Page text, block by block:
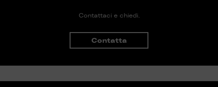
Contattaci e chiedi.
Contatta